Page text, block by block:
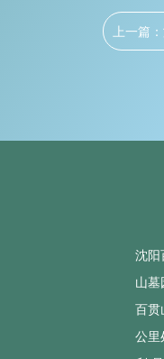
上一篇：
沈阳
山
百贯
公里